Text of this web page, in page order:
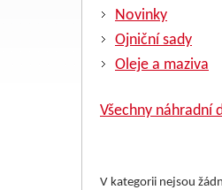
Novinky
Ojniční sady
Oleje a maziva
Všechny náhradní
V kategorii nejsou